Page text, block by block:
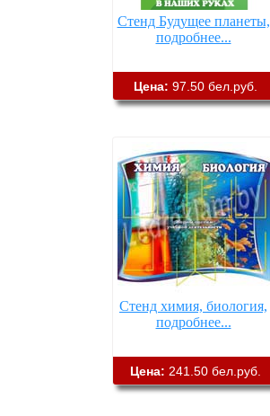
Стенд Будущее планеты,
подробнее...
Цена: 97.50 бел.руб.
Стенд химия, биология,
подробнее...
Цена: 241.50 бел.руб.